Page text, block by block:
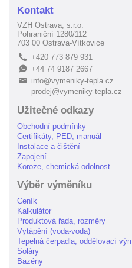
Kontakt
VZH Ostrava, s.r.o.
Pohraniční 1280/112
703 00 Ostrava-Vítkovice
L +420 773 879 931
E+44 74 9187 2667
B
info@vymeniky-tepla.cz
prodej@vymeniky-tepla.cz
Užitečné odkazy
Obchodní podmínky
Certifikáty, PED, manuál
Instalace a čištění
Zapojení
Koroze, chemická odolnost
Výběr výměníku
Ceník
Kalkulátor
Produktová řada, rozměry
Vytápění (voda-voda)
Tepelná čerpadla, oddělovací
Soláry
Bazény